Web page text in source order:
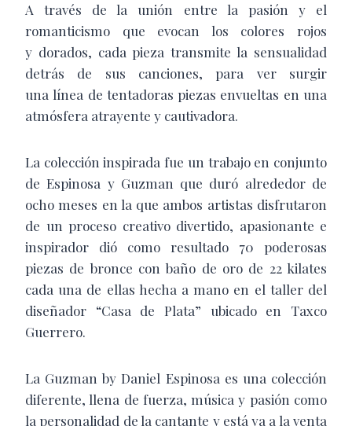
A través de la unión entre la pasión y el
romanticismo que evocan los colores rojos
y dorados, cada pieza transmite la sensualidad
detrás de sus canciones, para ver surgir
una línea de tentadoras piezas envueltas en una
atmósfera atrayente y cautivadora.
La colección inspirada fue un trabajo en conjunto
de Espinosa y Guzman que duró alrededor de
ocho meses en la que ambos artistas disfrutaron
de un proceso creativo divertido, apasionante e
inspirador dió como resultado 70 poderosas
piezas de bronce con baño de oro de 22 kilates
cada una de ellas hecha a mano en el taller del
diseñador “Casa de Plata” ubicado en Taxco
Guerrero.
La Guzman by Daniel Espinosa es una colección
diferente, llena de fuerza, música y pasión como
la personalidad de la cantante y está ya a la venta